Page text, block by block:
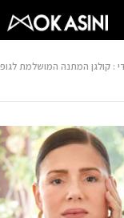
: קולגן המתנה המושלמת